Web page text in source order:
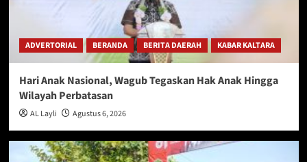
ADVERTORIAL BERANDA BERITA DAERAH KABAR KALTARA
Hari Anak Nasional, Wagub Tegaskan Hak Anak Hingga
Wilayah Perbatasan
AL Layli Agustus 6, 2026